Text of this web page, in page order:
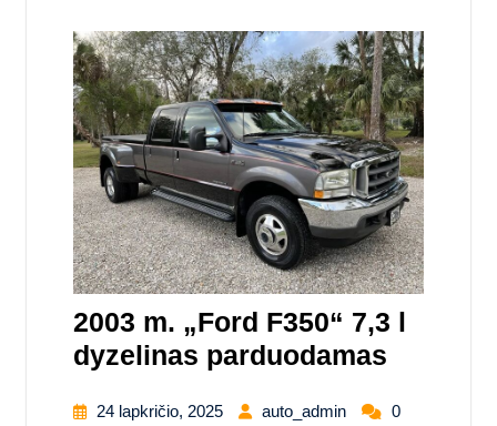
2003 m. „Ford F350“ 7,3 l
dyzelinas parduodamas
24 lapkričio, 2025 auto_admin
0